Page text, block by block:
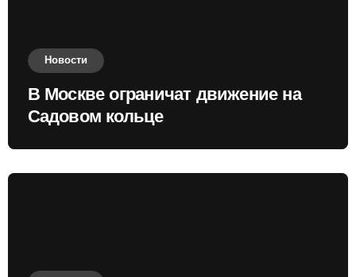
Новости
В Москве ограничат движение на
Садовом кольце